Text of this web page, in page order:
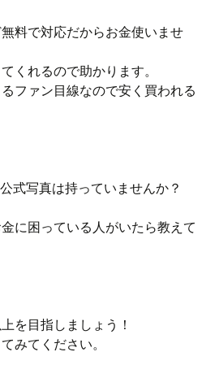
料で対応だからお金使いませ
くれるので助かります。
ファン目線なので安く買われる
式写真は持っていませんか？
に困っている人がいたら教えて
を目指しましょう！
みてください。